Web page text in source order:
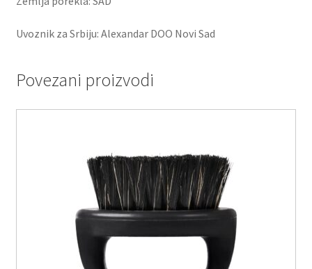
Uvoznik za Srbiju: Alexandar DOO Novi Sad
Povezani proizvodi